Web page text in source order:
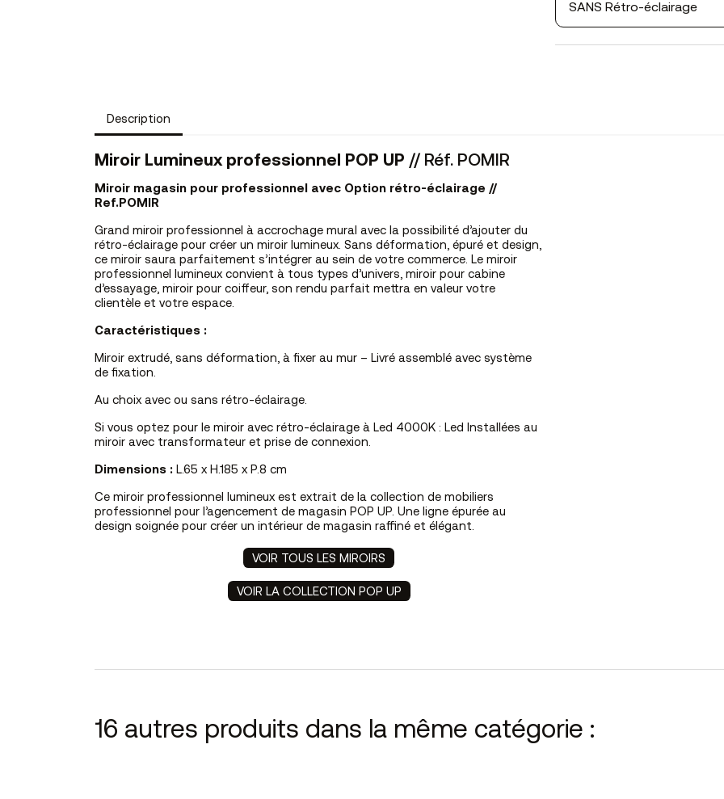
Description
Miroir Lumineux professionnel POP UP // Réf. POMIR
Miroir magasin pour professionnel avec Option rétro-éclairage //
Ref.POMIR
Grand miroir professionnel à accrochage mural avec la possibilité d’ajouter du
rétro-éclairage pour créer un miroir lumineux. Sans déformation, épuré et design,
ce miroir saura parfaitement s’intégrer au sein de votre commerce. Le miroir
professionnel lumineux convient à tous types d’univers, miroir pour cabine
d’essayage, miroir pour coiffeur, son rendu parfait mettra en valeur votre
clientèle et votre espace.
Caractéristiques :
Miroir extrudé, sans déformation, à fixer au mur – Livré assemblé avec système
de fixation.
Au choix avec ou sans rétro-éclairage.
Si vous optez pour le miroir avec rétro-éclairage à Led 4000K : Led Installées au
miroir avec transformateur et prise de connexion.
Dimensions : L.65 x H.185 x P.8 cm
Ce miroir professionnel lumineux est extrait de la collection de mobiliers
professionnel pour l’agencement de magasin POP UP. Une ligne épurée au
design soignée pour créer un intérieur de magasin raffiné et élégant.
VOIR TOUS LES MIROIRS
VOIR LA COLLECTION POP UP
16 autres produits dans la même catégorie :